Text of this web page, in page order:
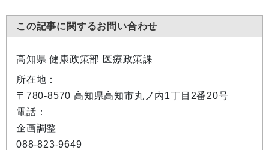
この記事に関するお問い合わせ
高知県 健康政策部 医療政策課
所在地：
〒780-8570 高知県高知市丸ノ内1丁目2番20号
電話：
企画調整
088-823-9649